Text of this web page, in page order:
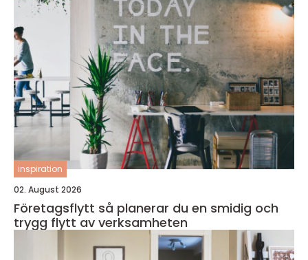
inspiration
02. August 2026
Företagsflytt så planerar du en smidig och
trygg flytt av verksamheten